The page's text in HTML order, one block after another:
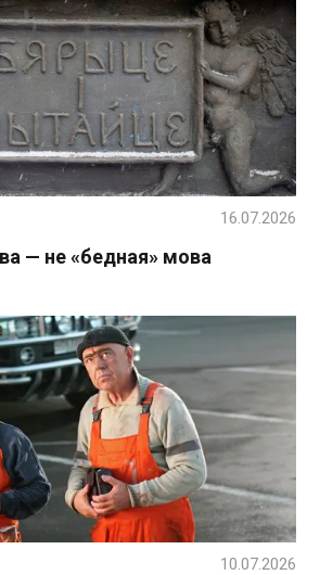
— не «бедная» мова
16.07.2026
10.07.2026